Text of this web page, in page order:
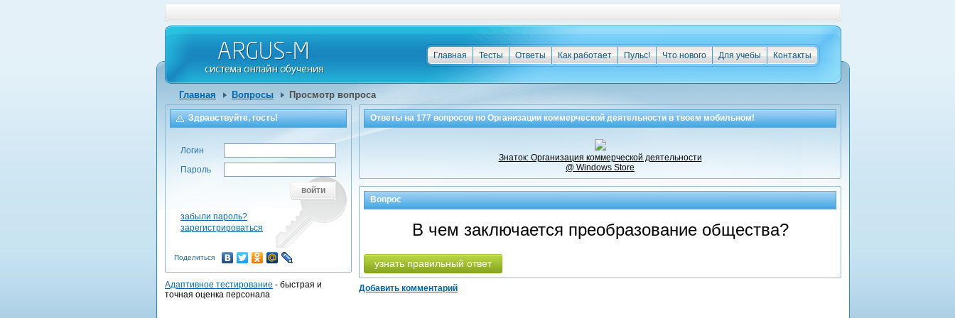
Контакты
Для учебы
Что нового
Пульс!
Как работает
Ответы
Тесты
Главная
Главная Вопросы Просмотр вопроса
Ответы на177вопросов поОрганизации коммерческой деятельностив твоем мобильном!
Знаток: Организация коммерческой деятельности
@ Windows Store
Вопрос
В чем заключается преобразование общества?
узнать правильный ответ
Добавить комментарий
Здравствуйте, гость!
Логин
Пароль
войти
забыли пароль?
зарегистрироваться
Поделиться
Адаптивное тестирование - быстрая и
точная оценка персонала